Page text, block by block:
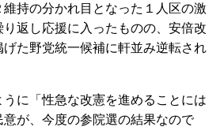
持の分かれ目となった１人区の激
返し応援に入ったものの、安倍改
た野党統一候補に軒並み逆転され
に「性急な改憲を進めることには
が、今度の参院選の結果なので